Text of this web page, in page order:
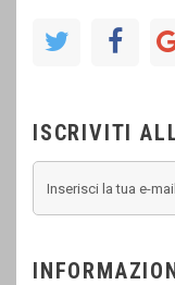
ISCRIVITI